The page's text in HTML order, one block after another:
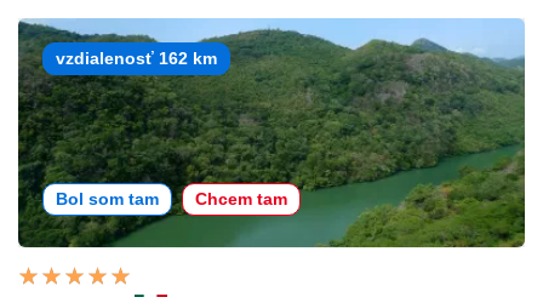
vzdialenosť 162 km
Bol som tam Chcem tam